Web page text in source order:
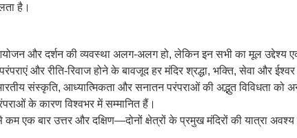
है।
आयोजन और दर्शन की व्यवस्था अलग-अलग हो, लेकिन इन सभी का मूल
और रीति-रिवाज होने के बावजूद हर मंदिर श्रद्धा, भक्ति, सेवा और
संस्कृति, आध्यात्मिकता और सनातन परंपराओं की अद्भुत विविधता को
के कारण विश्वभर में सम्मानित हैं।
एक बार उत्तर और दक्षिण—दोनों क्षेत्रों के प्रमुख मंदिरों की यात्रा